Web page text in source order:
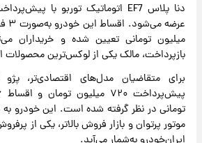
میلیون تومانی تعیین شده و خریداران
بازپرداخت، مالک یکی از لوکس‌ترین محصولات
تومانی در نظر گرفته شده است. این خودرو
موتور پرتوان و بازار فروش بالاتر، یکی از